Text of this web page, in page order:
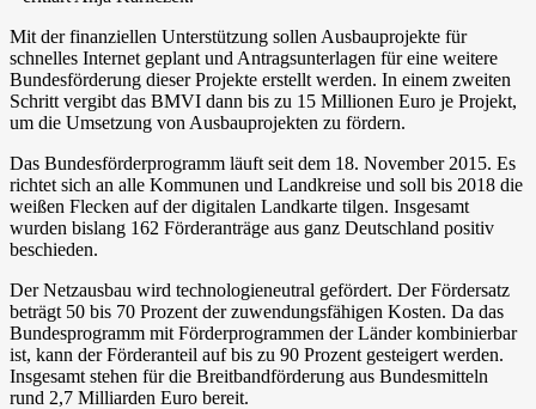
Mit der finanziellen Unterstützung sollen Ausbauprojekte für
schnelles Internet geplant und Antragsunterlagen für eine weitere
Bundesförderung dieser Projekte erstellt werden. In einem zweiten
Schritt vergibt das BMVI dann bis zu 15 Millionen Euro je Projekt,
um die Umsetzung von Ausbauprojekten zu fördern.
Das Bundesförderprogramm läuft seit dem 18. November 2015. Es
richtet sich an alle Kommu­nen und Landkreise und soll bis 2018 die
weißen Flecken auf der digitalen Landkarte tilgen. Ins­gesamt
wurden bislang 162 Förderanträge aus ganz Deutschland positiv
beschieden.
Der Netzausbau wird technologieneutral gefördert. Der Fördersatz
beträgt 50 bis 70 Prozent der zuwendungsfähigen Kosten. Da das
Bundesprogramm mit Förderprogrammen der Länder kom­binierbar
ist, kann der Förderanteil auf bis zu 90 Prozent gesteigert werden.
Insgesamt stehen für die Breitbandförderung aus Bundesmitteln
rund 2,7 Milliarden Euro bereit.